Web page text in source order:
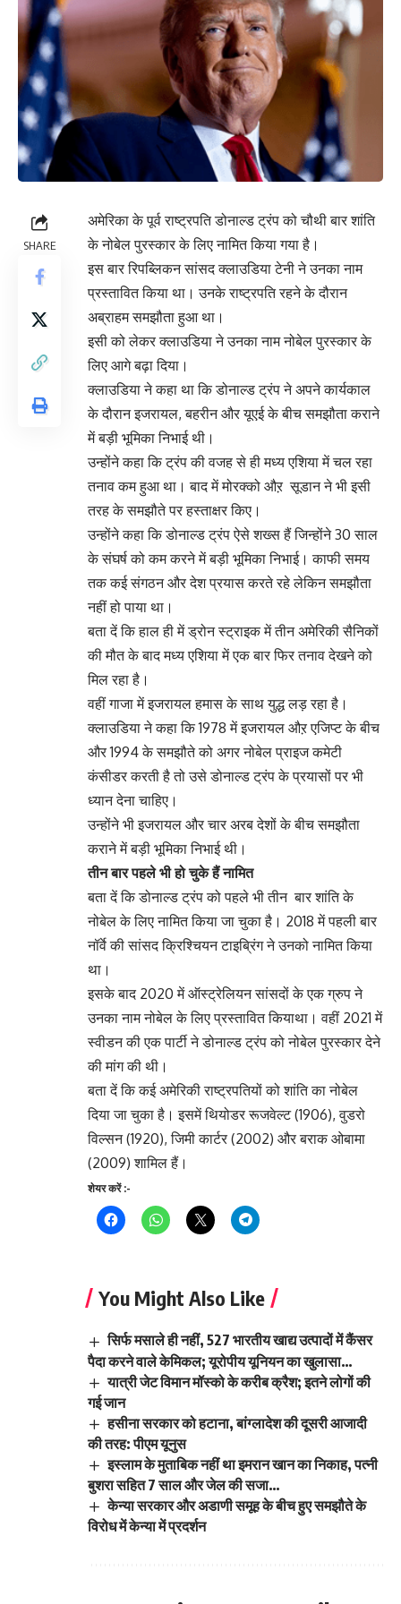
SHARE
अमेरिका के पूर्व राष्ट्रपति डोनाल्ड ट्रंप को चौथी बार शांति
के नोबेल पुरस्कार के लिए नामित किया गया है।
इस बार रिपब्लिकन सांसद क्लाउडिया टेनी ने उनका नाम
प्रस्तावित किया था। उनके राष्ट्रपति रहने के दौरान
अब्राहम समझौता हुआ था।
इसी को लेकर क्लाउडिया ने उनका नाम नोबेल पुरस्कार के
लिए आगे बढ़ा दिया।
क्लाउडिया ने कहा था कि डोनाल्ड ट्रंप ने अपने कार्यकाल
के दौरान इजरायल, बहरीन और यूएई के बीच समझौता कराने
में बड़ी भूमिका निभाई थी।
उन्होंने कहा कि ट्रंप की वजह से ही मध्य एशिया में चल रहा
तनाव कम हुआ था। बाद में मोरक्को औऱ सूडान ने भी इसी
तरह के समझौते पर हस्ताक्षर किए।
उन्होंने कहा कि डोनाल्ड ट्रंप ऐसे शख्स हैं जिन्होंने 30 साल
के संघर्ष को कम करने में बड़ी भूमिका निभाई। काफी समय
तक कई संगठन और देश प्रयास करते रहे लेकिन समझौता
नहीं हो पाया था।
बता दें कि हाल ही में ड्रोन स्ट्राइक में तीन अमेरिकी सैनिकों
की मौत के बाद मध्य एशिया में एक बार फिर तनाव देखने को
मिल रहा है।
वहीं गाजा में इजरायल हमास के साथ युद्ध लड़ रहा है।
क्लाउडिया ने कहा कि 1978 में इजरायल औऱ एजिप्ट के बीच
और 1994 के समझौते को अगर नोबेल प्राइज कमेटी
कंसीडर करती है तो उसे डोनाल्ड ट्रंप के प्रयासों पर भी
ध्यान देना चाहिए।
उन्होंने भी इजरायल और चार अरब देशों के बीच समझौता
कराने में बड़ी भूमिका निभाई थी।
तीन बार पहले भी हो चुके हैं नामित
बता दें कि डोनाल्ड ट्रंप को पहले भी तीन बार शांति के
नोबेल के लिए नामित किया जा चुका है। 2018 में पहली बार
नॉर्वे की सांसद क्रिश्चियन टाइब्रिंग ने उनको नामित किया
था।
इसके बाद 2020 में ऑस्ट्रेलियन सांसदों के एक ग्रुप ने
उनका नाम नोबेल के लिए प्रस्तावित कियाथा। वहीं 2021 में
स्वीडन की एक पार्टी ने डोनाल्ड ट्रंप को नोबेल पुरस्कार देने
की मांग की थी।
बता दें कि कई अमेरिकी राष्ट्रपतियों को शांति का नोबेल
दिया जा चुका है। इसमें थियोडर रूजवेल्ट (1906), वुडरो
विल्सन (1920), जिमी कार्टर (2002) और बराक ओबामा
(2009) शामिल हैं।
शेयर करें :-
You Might Also Like
सिर्फ मसाले ही नहीं, 527 भारतीय खाद्य उत्पादों में कैंसर
पैदा करने वाले केमिकल; यूरोपीय यूनियन का खुलासा…
यात्री जेट विमान मॉस्को के करीब क्रैश; इतने लोगों की
गई जान
हसीना सरकार को हटाना, बांग्लादेश की दूसरी आजादी
की तरह: पीएम यूनुस
इस्लाम के मुताबिक नहीं था इमरान खान का निकाह, पत्नी
बुशरा सहित 7 साल और जेल की सजा…
केन्या सरकार और अडाणी समूह के बीच हुए समझौते के
विरोध में केन्या में प्रदर्शन